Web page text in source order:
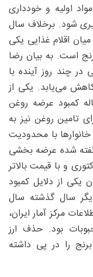
اولیه و خودداری
شود. برخلاف سال
اقلام غذایی یکی
است. به بیان رضا
در چند روز آینده با
کاهش می‌یابد. یکی از
کمبود عرضه روغن
تامین روغن نیز به
با محدودیت
گفته شده عرضه بخشی
و با قیمت بالاتر
یکی از دلایل کمبود
سال گذشته سال
مرکز آمار ایران،
بود. حذف ارز
را در پی داشته